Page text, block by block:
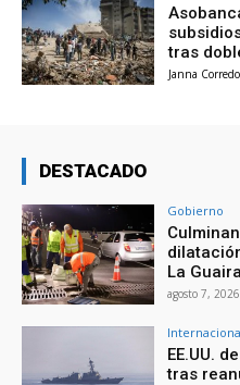
tras
Janna
DESTACADO
Gobierno
La Guaira
agosto 7, 2026
EE.UU.
tras